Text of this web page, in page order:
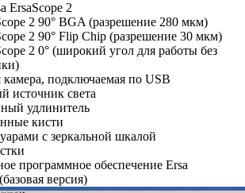
ErsaScope 2
2 90° BGA (разрешение 280 мкм)
2 90° Flip Chip (разрешение 30 мкм)
2 0° (широкий угол для работы без
камера, подключаемая по USB
источник света
удлинитель
кисти
с зеркальной шкалой
программное обеспечение Ersa
версия)